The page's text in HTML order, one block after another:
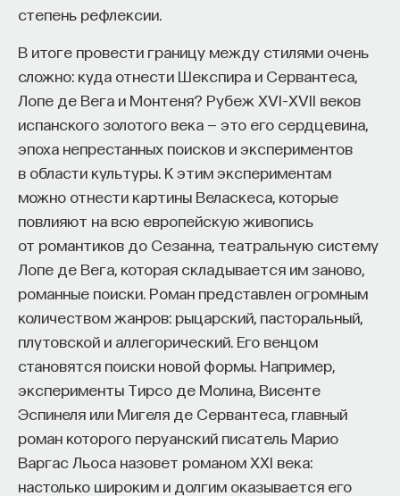
степень рефлексии.
В итоге провести границу между стилями очень
сложно: куда отнести Шекспира и Сервантеса,
Лопе де Вега и Монтеня? Рубеж XVI–XVII веков
испанского золотого века — это его сердцевина,
эпоха непрестанных поисков и экспериментов
в области культуры. К этим экспериментам
можно отнести картины Веласкеса, которые
повлияют на всю европейскую живопись
от романтиков до Сезанна, театральную систему
Лопе де Вега, которая складывается им заново,
романные поиски. Роман представлен огромным
количеством жанров: рыцарский, пасторальный,
плутовской и аллегорический. Его венцом
становятся поиски новой формы. Например,
эксперименты Тирсо де Молина, Висенте
Эспинеля или Мигеля де Сервантеса, главный
роман которого перуанский писатель Марио
Варгас Льоса назовет романом XXI века:
настолько широким и долгим оказывается его